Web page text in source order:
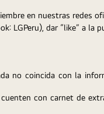
en nuestras redes
no coincida con la
con carnet de